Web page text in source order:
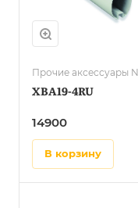
Прочие аксессуары
XBA19-4RU
14900
в корзину